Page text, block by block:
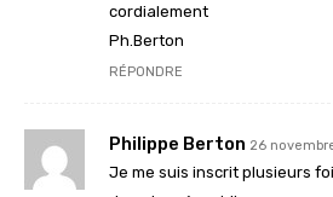
cordialement
Ph.Berton
RÉPONDRE
Philippe Berton 26
Je me suis inscrit plusieurs